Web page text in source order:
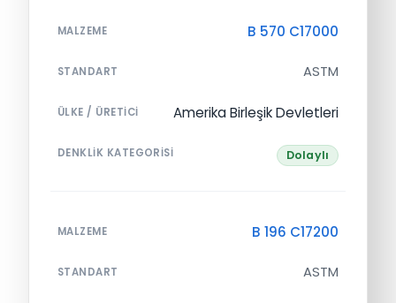
MALZEME B 570 C17000
STANDART ASTM
ÜLKE / ÜRETICI Amerika Birleşik Devletleri
DENKLIK KATEGORISI Dolaylı
MALZEME B 196 C17200
STANDART ASTM